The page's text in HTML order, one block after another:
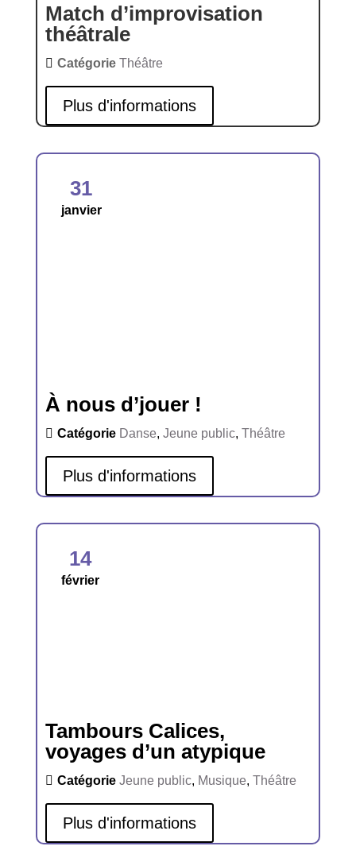
Match d’improvisation
théâtrale
Catégorie Théâtre
Plus d'informations
31
janvier
À nous d’jouer !
Catégorie Danse, Jeune public, Théâtre
Plus d'informations
14
février
Tambours Calices,
voyages d’un atypique
Catégorie Jeune public, Musique, Théâtre
Plus d'informations